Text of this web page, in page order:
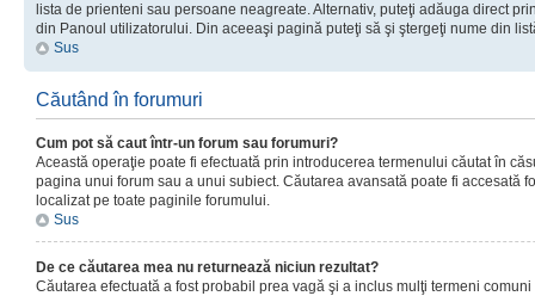
lista de prienteni sau persoane neagreate. Alternativ, puteţi adăuga direct
din Panoul utilizatorului. Din aceeaşi pagină puteţi să şi ştergeţi nume din
Sus
Căutând în forumuri
Cum pot să caut într-un forum sau forumuri?
Această operaţie poate fi efectuată prin introducerea termenului căutat în
pagina unui forum sau a unui subiect. Căutarea avansată poate fi accesată
localizat pe toate paginile forumului.
Sus
De ce căutarea mea nu returnează niciun rezultat?
Căutarea efectuată a fost probabil prea vagă şi a inclus mulţi termeni